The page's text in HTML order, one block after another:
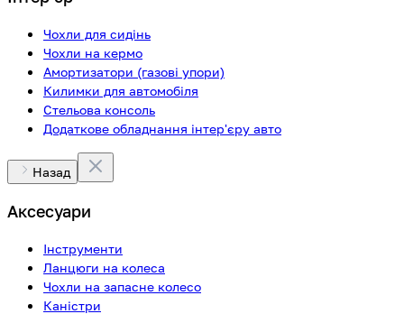
Чохли для сидінь
Чохли на кермо
Амортизатори (газові упори)
Килимки для автомобіля
Стельова консоль
Додаткове обладнання інтер'єру авто
Назад
Аксесуари
Інструменти
Ланцюги на колеса
Чохли на запасне колесо
Каністри